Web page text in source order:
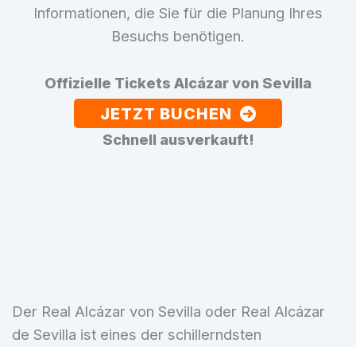
Informationen, die Sie für die Planung Ihres
Besuchs benötigen.
Offizielle Tickets Alcázar von Sevilla
JETZT BUCHEN
Schnell ausverkauft!
Der Real Alcázar von Sevilla oder Real Alcázar
de Sevilla ist eines der schillerndsten